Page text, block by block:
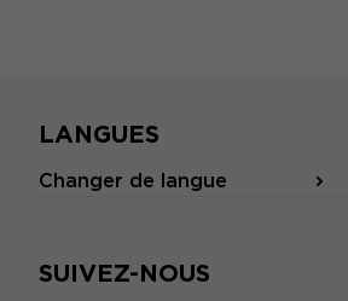
LANGUES
Changer de langue
SUIVEZ-NOUS